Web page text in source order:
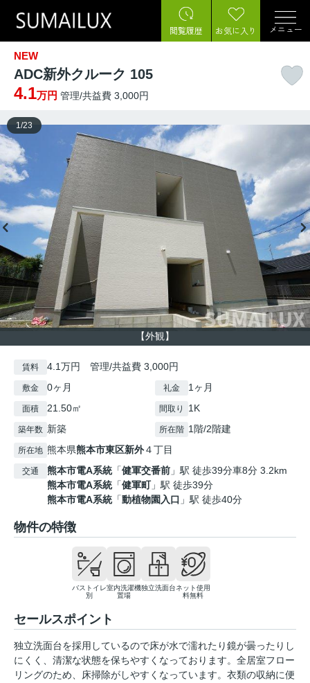
閲覧履歴 お気に入り メニュー
NEW
ADC新外クルーク 105
4.1万円 管理/共益費 3,000円
【外観】
1 /23
賃料 4.1万円 管理/共益費 3,000円
敷金 0ヶ月 礼金 1ヶ月
面積 21.50㎡ 間取り 1K
築年数 新築 所在階 1階/2階建
所在地 熊本県熊本市東区新外４丁目
交通 熊本市電A系統「健軍交番前 」駅 徒歩39分車8分 3.2km
熊本市電A系統「健軍町」駅 徒歩39分
熊本市電A系統「動植物園入口 」駅 徒歩40分
物件の特徴
バストイレ
別
室内洗濯機
置場
独立洗面台ネット使用
料無料
セールスポイント
独立洗面台を採用しているので床が水で濡れたり鏡が曇ったりし
にくく、清潔な状態を保ちやすくなっております。全居室フロー
リングのため、床掃除がしやすくなっています。衣類の収納に便